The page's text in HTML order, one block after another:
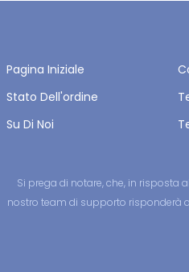
Pagina Iniziale
Stato Dell'ordine
Su Di Noi
Si prega di notare, che, in
nostro team di supporto risponderà